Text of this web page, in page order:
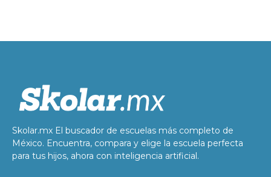
Skolar.mx El buscador de escuelas más completo de
México. Encuentra, compara y elige la escuela perfecta
para tus hijos, ahora con inteligencia artificial.